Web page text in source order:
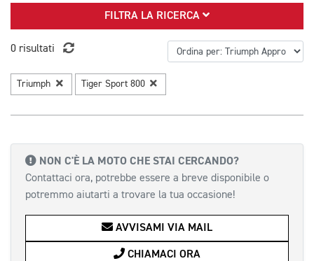
FILTRA LA RICERCA
0 risultati
Triumph Tiger Sport 800
NON C'È LA MOTO CHE STAI CERCANDO?
Contattaci ora, potrebbe essere a breve disponibile o
potremmo aiutarti a trovare la tua occasione!
AVVISAMI VIA MAIL
CHIAMACI ORA